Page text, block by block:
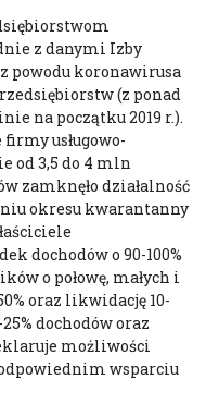
z danymi Izby
powodu koronawirusa
(z ponad
na początku 2019 r.).
usługowo-
od 3,5 do 4 mln
zamknęło działalność
okresu kwarantanny
dochodów o 90-100%
o połowę, małych i
oraz likwidację 10-
dochodów oraz
możliwości
wsparciu